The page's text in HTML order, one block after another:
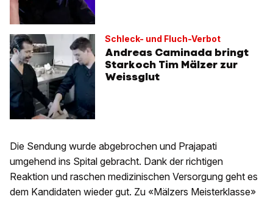
Schleck- und Fluch-Verbot
Andreas Caminada bringt
Starkoch Tim Mälzer zur
Weissglut
Die Sendung wurde abgebrochen und Prajapati
umgehend ins Spital gebracht. Dank der richtigen
Reaktion und raschen medizinischen Versorgung geht es
dem Kandidaten wieder gut. Zu «Mälzers Meisterklasse»